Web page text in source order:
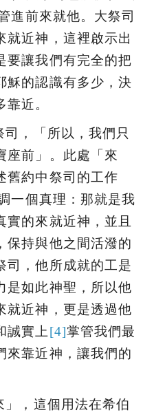
進前來就他。大祭司
就近神，這裡啟示出
要讓我們有完全的把
穌的認識有多少，決
近。
，「 所以，我們只
座前 」。此處「 來
舊約中祭司的工作
一個真理：那就是我
的來就近神，並且
保持與他之間活潑的
司，他所成就的工是
是如此神聖，所以他
就近神，更是透過他
誠實上 [4]掌管我們最
來靠近神，讓我們的
」，這個用法在希伯